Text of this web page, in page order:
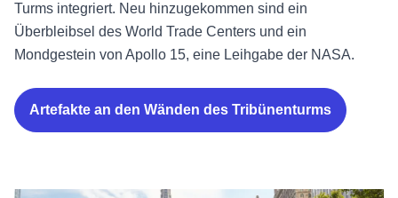
Turms integriert. Neu hinzugekommen sind ein
Überbleibsel des World Trade Centers und ein
Mondgestein von Apollo 15, eine Leihgabe der NASA.
Artefakte an den Wänden des Tribünenturms